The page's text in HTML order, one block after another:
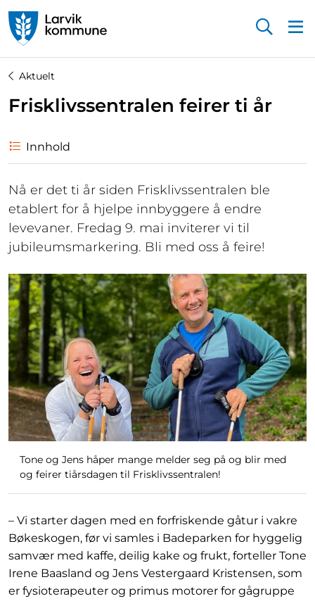
Aktuelt
Frisklivssentralen feirer ti år
Innhold
Nå er det ti år siden Frisklivssentralen ble
etablert for å hjelpe innbyggere å endre
levevaner. Fredag 9. mai inviterer vi til
jubileumsmarkering. Bli med oss å feire!
Tone og Jens håper mange melder seg på og blir med
og feirer tiårsdagen til Frisklivssentralen!
– Vi starter dagen med en forfriskende gåtur i vakre
Bøkeskogen, før vi samles i Badeparken for hyggelig
samvær med kaffe, deilig kake og frukt, forteller Tone
Irene Baasland og Jens Vestergaard Kristensen, som
er fysioterapeuter og primus motorer for gågruppe